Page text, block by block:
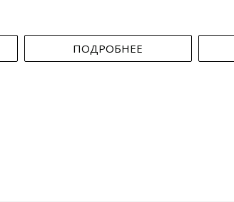
ПОДРОБНЕЕ